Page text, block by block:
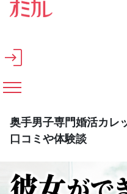
メインコンテンツへスキップ
奥手男子専門婚活カレ
口コミや体験談